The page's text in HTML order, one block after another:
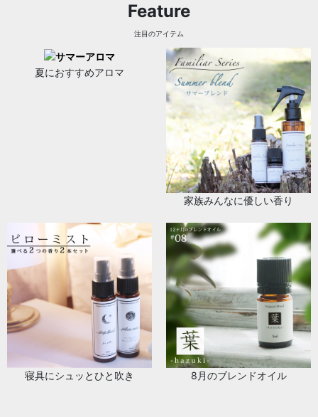
Feature
注目のアイテム
夏におすすめアロマ
家族みんなに優しい香り
寝具にシュッとひと吹き 8月のブレンドオイル